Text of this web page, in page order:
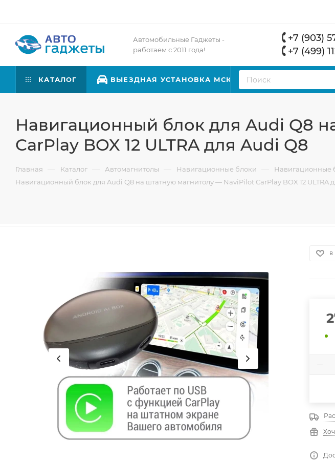
Автомобильные Гаджеты -
работаем с 2011 года!
+7 (903)
+7 (499)
КАТАЛОГ ВЫЕЗДНАЯ УСТАНОВКА МСК
Навигационный блок для Audi Q8
CarPlay BOX 12 ULTRA для Audi Q8
Главная — Каталог — Автомагнитолы — Навигационные блоки — Навигационные
Навигационный блок для Audi Q8 на штатную магнитолу — NaviPilot CarPlay BOX 12 ULTRA
В